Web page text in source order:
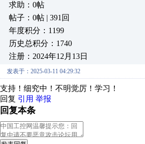
求助：0帖
帖子：0帖 | 391回
年度积分：1199
历史总积分：1740
注册：2024年12月13日
发表于：2025-03-11 04:29:32
支持！细究中！不明觉厉！学习！
回复 引用 举报
回复本条